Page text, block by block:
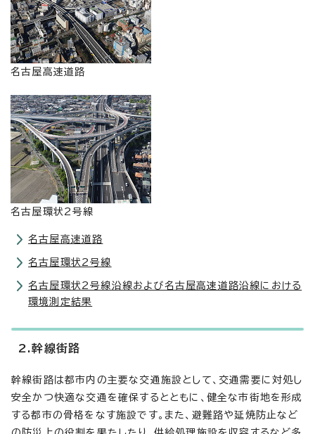
名古屋高速道路
名古屋環状2号線
名古屋高速道路
名古屋環状2号線
名古屋環状2号線沿線および名古屋高速道路沿線における
環境測定結果
2.幹線街路
幹線街路は都市内の主要な交通施設として、交通需要に対処し
安全かつ快適な交通を確保するとともに、健全な市街地を形成
する都市の骨格をなす施設です。また、避難路や延焼防止など